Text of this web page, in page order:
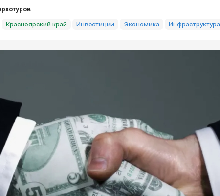
Красноярский край Инвестиции Экономика Инфраструктура